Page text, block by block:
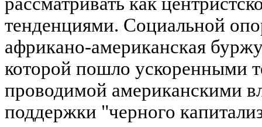
тенденциями. Социальной
африкано-американская
которой пошло ускоренными
проводимой американскими
поддержки "черного